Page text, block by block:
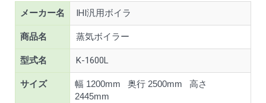
メーカー名 IHI汎用ボイラ
商品名 蒸気ボイラー
型式名 K-1600L
サイズ
幅 1200mm 奥行 2500mm 高さ
2445mm